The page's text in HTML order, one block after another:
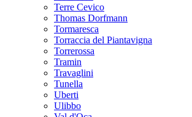
Terre Cevico
Thomas Dorfmann
Tormaresca
Torraccia del Piantavigna
Torrerossa
Tramin
Travaglini
Tunella
Uberti
Ulibbo